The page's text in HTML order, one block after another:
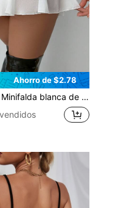
Ahorro de $2.78
de malla minimalista casual para mujer